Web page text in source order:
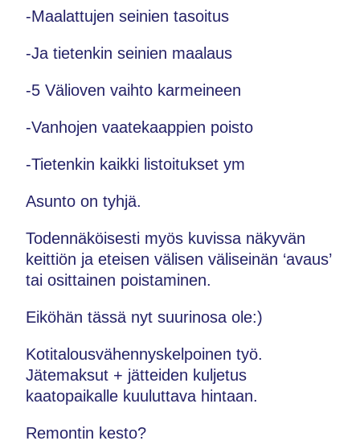
-Maalattujen seinien tasoitus
-Ja tietenkin seinien maalaus
-5 Välioven vaihto karmeineen
-Vanhojen vaatekaappien poisto
-Tietenkin kaikki listoitukset ym
Asunto on tyhjä.
Todennäköisesti myös kuvissa näkyvän
keittiön ja eteisen välisen väliseinän ‘avaus’
tai osittainen poistaminen.
Eiköhän tässä nyt suurinosa ole:)
Kotitalousvähennyskelpoinen työ.
Jätemaksut + jätteiden kuljetus
kaatopaikalle kuuluttava hintaan.
Remontin kesto?